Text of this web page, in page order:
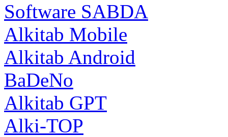
Software SABDA
Alkitab Mobile
Alkitab Android
BaDeNo
Alkitab GPT
Alki-TOP